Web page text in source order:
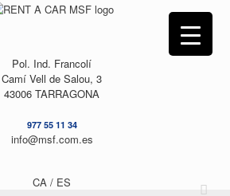
Pol. Ind. Francolí
Camí Vell de Salou, 3
43006 TARRAGONA
977 55 11 34
info@msf.com.es
CA / ES